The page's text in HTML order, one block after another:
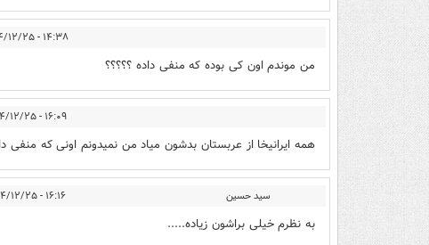
۱۴:۳۸ - ۱۳۹۴/۱۲/۲۵
من موندم اون کی بوده که منفی داده ؟؟؟؟؟
۱۶:۰۹ - ۱۳۹۴/۱۲/۲۵
همه ایرانیخا از عربستان بدشون میاد من نمیدونم اونی که منفی
سید حسین ۱۶:۱۶ - ۱۳۹۴/۱۲/۲۵
به نظرم خیلی براشون زیاده.....